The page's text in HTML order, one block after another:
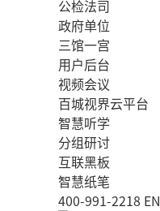
公检法司
政府单位
三馆一宫
用户后台
视频会议
百城视界云平台
智慧听学
分组研讨
互联黑板
智慧纸笔
400-991-2218 EN